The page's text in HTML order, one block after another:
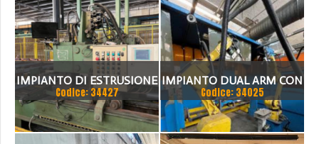
IMPIANTO DI ESTRUSIONE
ALLUMINIO
Codice: 34427
IMPIANTO DUAL ARM CON
ROBOT FANIC
Codice: 34025